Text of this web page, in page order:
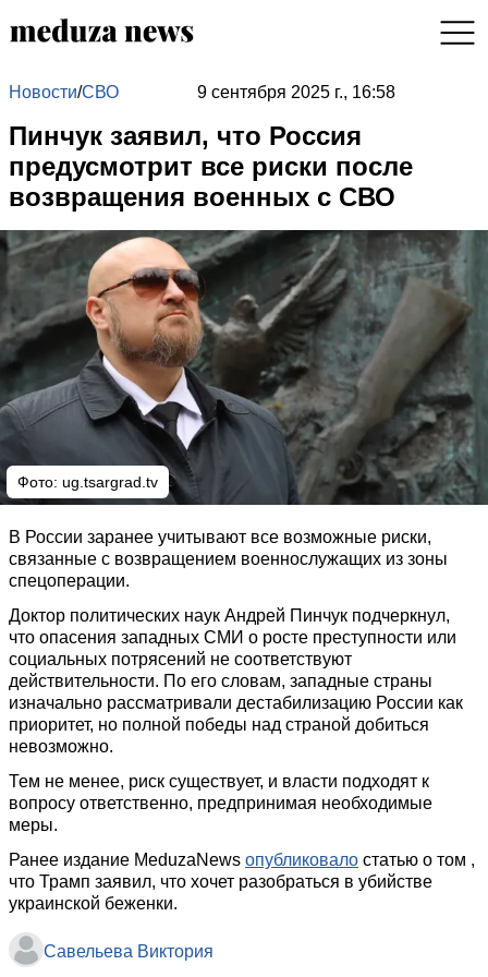
Новости/СВО 9 сентября 2025 г., 16:58
Пинчук заявил, что Россия
предусмотрит все риски после
возвращения военных с СВО
Фото: ug.tsargrad.tv
В России заранее учитывают все возможные риски,
связанные с возвращением военнослужащих из зоны
спецоперации.
Доктор политических наук Андрей Пинчук подчеркнул,
что опасения западных СМИ о росте преступности или
социальных потрясений не соответствуют
действительности. По его словам, западные страны
изначально рассматривали дестабилизацию России как
приоритет, но полной победы над страной добиться
невозможно.
Тем не менее, риск существует, и власти подходят к
вопросу ответственно, предпринимая необходимые
меры.
Ранее издание MeduzaNews опубликовало статью о том ,
что Трамп заявил, что хочет разобраться в убийстве
украинской беженки.
Савельева Виктория